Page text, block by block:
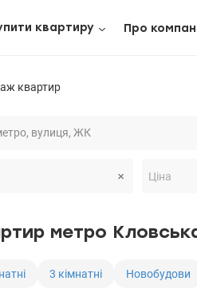
квартиру Про
квартир
метро
3 кімнатні Новобудови